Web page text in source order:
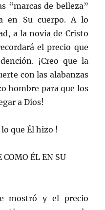
“marcas de belleza”
en Su cuerpo. A lo
a la novia de Cristo
el precio que
¡Creo que la
con las alabanzas
hombre para que los
a Dios!
que Él hizo !
ÉL EN SU
mostró y el precio